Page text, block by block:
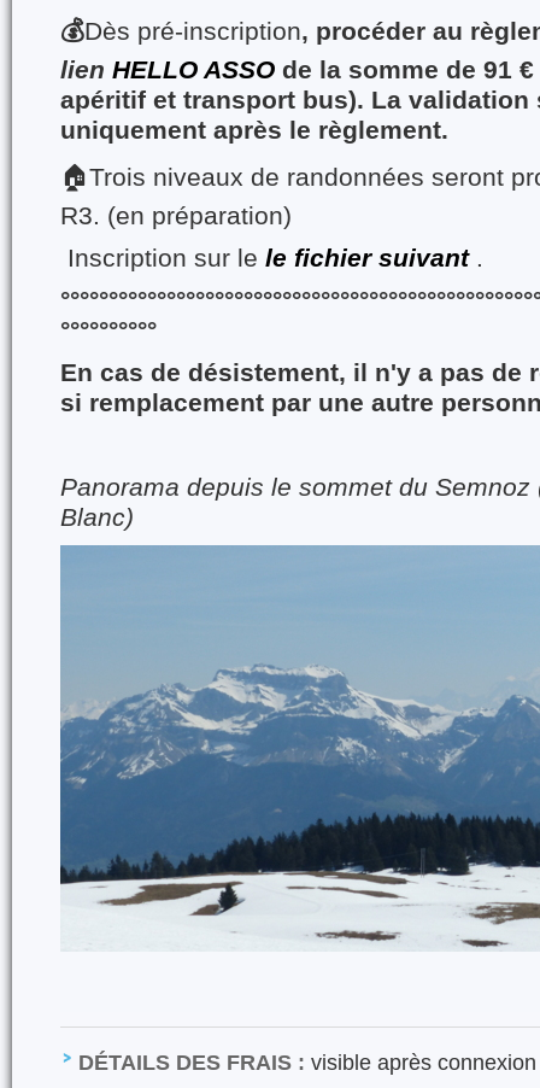
💰Dès pré-inscription, procéder au
lien HELLO ASSO de la somme de 91
apéritif et transport bus). La validation
uniquement après le règlement.
🏠Trois niveaux de randonnées seront
R3. (en préparation)
Inscription sur le le fichier suivant.
°
°°°°°°°°°°
En cas de désistement, il n'y a pas de
si remplacement par une autre
Panorama depuis le sommet du Semnoz
Blanc)
DÉTAILS DES FRAIS : visible après connexion